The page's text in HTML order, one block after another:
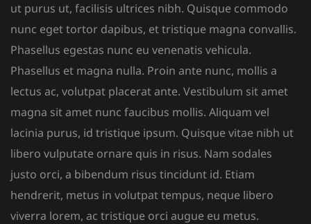
ut purus ut, facilisis ultrices nibh. Quisque commodo
nunc eget tortor dapibus, et tristique magna convallis.
Phasellus egestas nunc eu venenatis vehicula.
Phasellus et magna nulla. Proin ante nunc, mollis a
lectus ac, volutpat placerat ante. Vestibulum sit amet
magna sit amet nunc faucibus mollis. Aliquam vel
lacinia purus, id tristique ipsum. Quisque vitae nibh ut
libero vulputate ornare quis in risus. Nam sodales
justo orci, a bibendum risus tincidunt id. Etiam
hendrerit, metus in volutpat tempus, neque libero
viverra lorem, ac tristique orci augue eu metus.